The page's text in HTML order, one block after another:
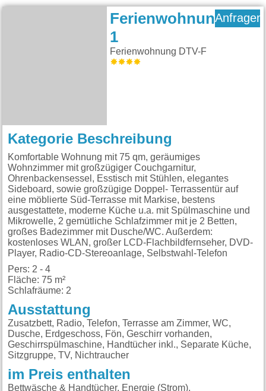
Ferienwohnung
1
Ferienwohnung DTV-F
Anfragen
Kategorie Beschreibung
Komfortable Wohnung mit 75 qm, geräumiges
Wohnzimmer mit großzügiger Couchgarnitur,
Ohrenbackensessel, Esstisch mit Stühlen, elegantes
Sideboard, sowie großzügige Doppel- Terrassentür auf
eine möblierte Süd-Terrasse mit Markise, bestens
ausgestattete, moderne Küche u.a. mit Spülmaschine und
Mikrowelle, 2 gemütliche Schlafzimmer mit je 2 Betten,
großes Badezimmer mit Dusche/WC. Außerdem:
kostenloses WLAN, großer LCD-Flachbildfernseher, DVD-
Player, Radio-CD-Stereoanlage, Selbstwahl-Telefon
Pers: 2 - 4
Fläche: 75 m²
Schlafräume: 2
Ausstattung
Zusatzbett, Radio, Telefon, Terrasse am Zimmer, WC,
Dusche, Erdgeschoss, Fön, Geschirr vorhanden,
Geschirrspülmaschine, Handtücher inkl., Separate Küche,
Sitzgruppe, TV, Nichtraucher
im Preis enthalten
Bettwäsche & Handtücher, Energie (Strom),